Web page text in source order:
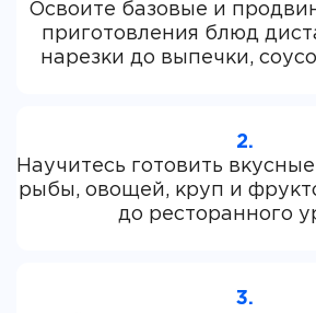
Освоите базовые и
приготовления блюд
2.
Научитесь готовить
рыбы, овощей, круп и
3.